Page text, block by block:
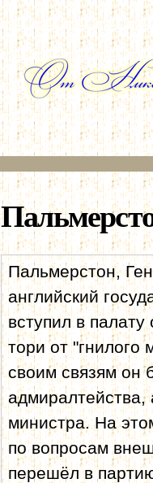
Пальмерстон,
английский
вступил в
тори от "гнилого
своим связям он
адмиралтейства,
министра. На
по вопросам
перешёл в